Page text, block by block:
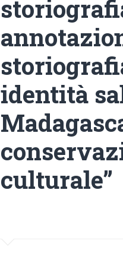
identità
culturale”